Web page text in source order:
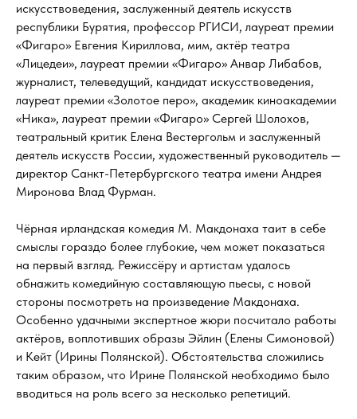
искусствоведения, заслуженный деятель искусств
республики Бурятия, профессор РГИСИ, лауреат премии
«Фигаро» Евгения Кириллова, мим, актёр театра
«Лицедеи», лауреат премии «Фигаро» Анвар Либабов,
журналист, телеведущий, кандидат искусствоведения,
лауреат премии «Золотое перо», академик киноакадемии
«Ника», лауреат премии «Фигаро» Сергей Шолохов,
театральный критик Елена Вестергольм и заслуженный
деятель искусств России, художественный руководитель —
директор Санкт-Петербургского театра имени Андрея
Миронова Влад Фурман.
Чёрная ирландская комедия М. Макдонаха таит в себе
смыслы гораздо более глубокие, чем может показаться
на первый взгляд. Режиссёру и артистам удалось
обнажить комедийную составляющую пьесы, с новой
стороны посмотреть на произведение Макдонаха.
Особенно удачными экспертное жюри посчитало работы
актёров, воплотивших образы Эйлин (Елены Симоновой)
и Кейт (Ирины Полянской). Обстоятельства сложились
таким образом, что Ирине Полянской необходимо было
вводиться на роль всего за несколько репетиций.